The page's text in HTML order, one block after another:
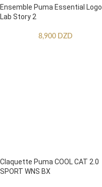
Ensemble Puma Essential Logo
Lab Story 2
8,900 DZD
Claquette Puma COOL CAT 2.0
SPORT WNS BX